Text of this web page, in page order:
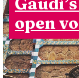
open